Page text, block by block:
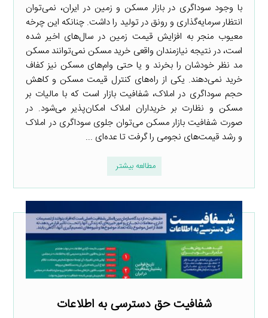
با وجود سوداگری در بازار مسکن و زمین در ایران، نمی‌توان
انتظار سرمایه‌گذاری و رونق در تولید را داشت. چنانکه این چرخه
معیوب منجر به افزایش قیمت زمین در سال‌های اخیر شده
است، در نتیجه نیازمندان واقعی خرید مسکن نمی‌توانند مسکن
مد نظر خودشان را بخرند و یا حتی وام‌های مسکن نیز کفاف
خرید نمی‌دهند. یکی از راه‌های کنترل قیمت مسکن و کاهش
حجم سوداگری در املاک، شفافیت بازار است که با مالیات بر
مسکن و نظارت بر خریداران املاک امکان‌پذیر می‌شود. در
صورت شفافیت بازار مسکن می‌توان جلوی سوداگری در املاک
و رشد قیمت‌های نجومی را گرفت تا عده‌ای ...
مطالعه بیشتر
شفافیت حق دسترسی به اطلاعات